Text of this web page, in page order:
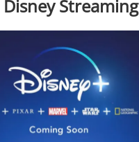
Disney Streaming